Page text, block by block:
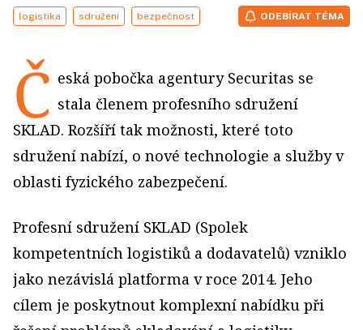
logistika sdružení bezpečnost ODEBÍRAT TÉMA
Č eská pobočka agentury Securitas se
stala členem profesního sdružení
SKLAD. Rozšíří tak možnosti, které toto
sdružení nabízí, o nové technologie a služby v
oblasti fyzického zabezpečení.
Profesní sdružení SKLAD (Spolek
kompetentních logistiků a dodavatelů) vzniklo
jako nezávislá platforma v roce 2014. Jeho
cílem je poskytnout komplexní nabídku při